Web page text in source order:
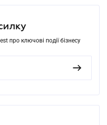
про ключові події бізнесу